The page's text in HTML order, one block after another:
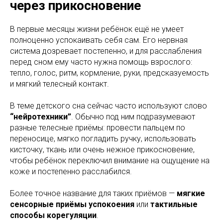
через прикосновение
В первые месяцы жизни ребёнок ещё не умеет
полноценно успокаивать себя сам. Его нервная
система дозревает постепенно, и для расслабления
перед сном ему часто нужна помощь взрослого:
тепло, голос, ритм, кормление, руки, предсказуемость
и мягкий телесный контакт.
В теме детского сна сейчас часто используют слово
“нейротехники”. Обычно под ним подразумевают
разные телесные приёмы: провести пальцем по
переносице, мягко погладить ручку, использовать
кисточку, ткань или очень нежное прикосновение,
чтобы ребёнок переключил внимание на ощущение на
коже и постепенно расслабился.
Более точное название для таких приёмов — мягкие
сенсорные приёмы успокоения или тактильные
способы корегуляции.